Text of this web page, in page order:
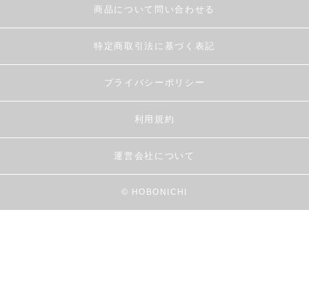
商品について問い合わせる
特定商取引法に基づく表記
プライバシーポリシー
利用規約
運営会社について
© HOBONICHI